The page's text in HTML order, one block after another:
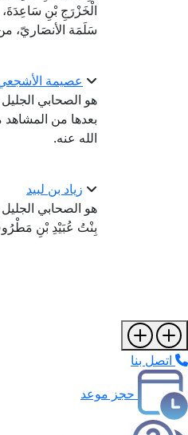
الْخَزْرَجِ بْنِ
سَلَمَة الأنصَاريّ،
عصيمة
هو الصحابي
بعدها من
الله عنه.
زياد بن لبيد
هو الصحابي
بِنْتُ عُبَيْدِ بْنِ
اتصل بنا
حجز موعد